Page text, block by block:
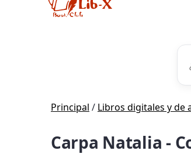
Principal / Libros digitales y de
Carpa Natalia -